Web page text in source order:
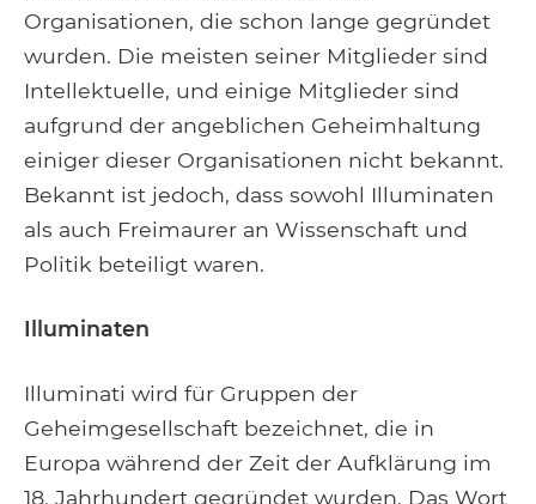
Organisationen, die schon lange gegründet
wurden. Die meisten seiner Mitglieder sind
Intellektuelle, und einige Mitglieder sind
aufgrund der angeblichen Geheimhaltung
einiger dieser Organisationen nicht bekannt.
Bekannt ist jedoch, dass sowohl Illuminaten
als auch Freimaurer an Wissenschaft und
Politik beteiligt waren.
Illuminaten
Illuminati wird für Gruppen der
Geheimgesellschaft bezeichnet, die in
Europa während der Zeit der Aufklärung im
18. Jahrhundert gegründet wurden. Das Wort